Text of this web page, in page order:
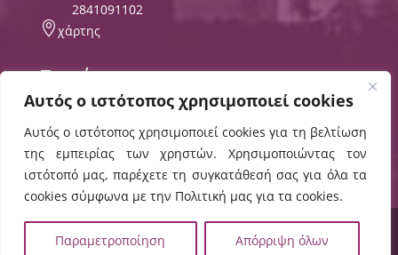
Αυτός ο ιστότοπος χρησιμοποιεί cookies
Αυτός ο ιστότοπος χρησιμοποιεί cookies για τη βελτίωση
της εμπειρίας των χρηστών. Χρησιμοποιώντας τον
ιστότοπό μας, παρέχετε τη συγκατάθεσή σας για όλα τα
cookies σύμφωνα με την Πολιτική μας για τα cookies.
Παραμετροποίηση Απόρριψη όλων
2841091102
χάρτης
Σητεία
Περιοχή Τρυπητός
ΤΘ 8556 ΤΚ 72300,
Τηλ:2843029497
 χάρτης
© 2024 ΕΛΜΕΠΑ |Πολιτική Cookies,Όροι Χρήσης
Δήλωση Προσβασιμότητας